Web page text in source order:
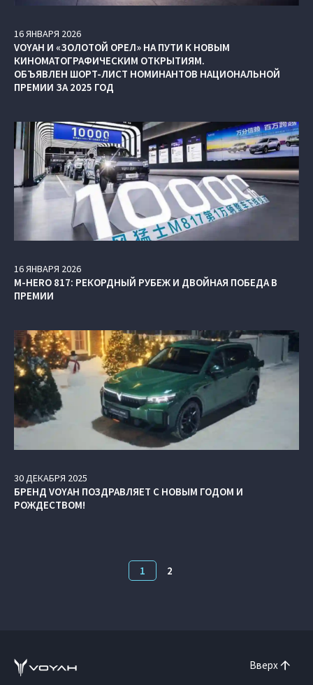
16ЯНВАРЯ 2026
VOYAH И «ЗОЛОТОЙ ОРЕЛ» НА ПУТИ К НОВЫМ
КИНОМАТОГРАФИЧЕСКИМ ОТКРЫТИЯМ.
ОБЪЯВЛЕН ШОРТ-ЛИСТ НОМИНАНТОВ НАЦИОНАЛЬНОЙ
ПРЕМИИ ЗА 2025 ГОД
16ЯНВАРЯ 2026
M‑HERO 817: РЕКОРДНЫЙ РУБЕЖ И ДВОЙНАЯ ПОБЕДА В
ПРЕМИИ
30ДЕКАБРЯ 2025
БРЕНД VOYAH ПОЗДРАВЛЯЕТ С НОВЫМ ГОДОМ И
РОЖДЕСТВОМ!
1 2
Вверх